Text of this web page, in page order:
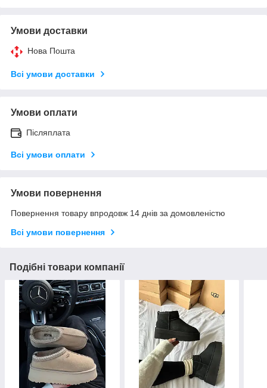
Умови доставки
Нова Пошта
Всі умови доставки
Умови оплати
Післяплата
Всі умови оплати
Умови повернення
Повернення товару впродовж 14 днів за домовленістю
Всі умови повернення
Подібні товари компанії